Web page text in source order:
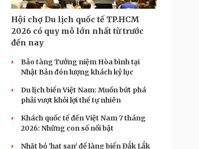
Hội chợ Du lịch quốc tế TP.HCM
2026 có quy mô lớn nhất từ trước
đến nay
Bảo tàng Tưởng niệm Hòa bình tại
Nhật Bản đón lượng khách kỷ lục
Du lịch biển Việt Nam: Muốn bứt phá
phải vượt khỏi lợi thế tự nhiên
Khách quốc tế đến Việt Nam 7 tháng
2026: Những con số nổi bật
Nhặt bỏ 'hạt sạn' để làng biển Đắk Lắk